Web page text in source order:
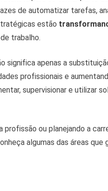
de automatizar tarefas,
estão
trabalho.
significa apenas a
profissionais e
supervisionar e utilizar
profissão ou planejando a
algumas das áreas que